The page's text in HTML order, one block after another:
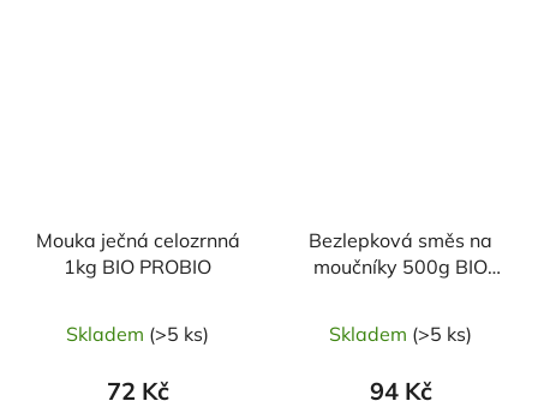
Mouka ječná celozrnná
1kg BIO PROBIO
Skladem (>5 ks)
72 Kč
Bezlepková směs na
moučníky 500g BIO
Skladem (>5 ks)
94 Kč